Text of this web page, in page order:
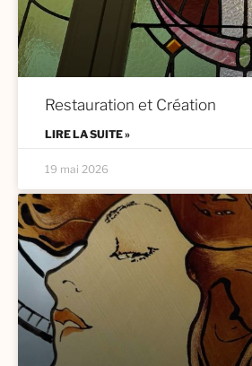
Restauration et Création
LIRE LA SUITE »
19 mai 2026